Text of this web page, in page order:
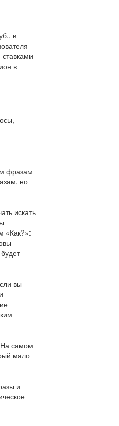
в
в
фразам
но
искать
«Как?»:
вы
На самом
мало
и